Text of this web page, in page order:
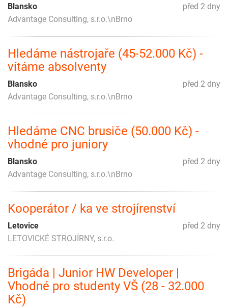
před 2 dny
Blansko
Advantage Consulting, s.r.o.\nBrno
Hledáme nástrojaře (45-52.000 Kč) -
vítáme absolventy
před 2 dny
Blansko
Advantage Consulting, s.r.o.\nBrno
Hledáme CNC brusiče (50.000 Kč) -
vhodné pro juniory
před 2 dny
Blansko
Advantage Consulting, s.r.o.\nBrno
Kooperátor / ka ve strojírenství
před 2 dny
Letovice
LETOVICKÉ STROJÍRNY, s.r.o.
Brigáda | Junior HW Developer |
Vhodné pro studenty VŠ (28 - 32.000
Kč)